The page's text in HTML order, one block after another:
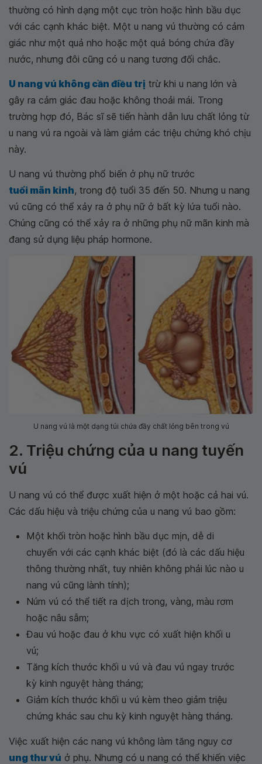
thường có hình dạng một cục tròn hoặc hình bầu dục
với các cạnh khác biệt. Một u nang vú thường có cảm
giác như một quả nho hoặc một quả bóng chứa đầy
nước, nhưng đôi cũng có u nang tương đối chắc.
U nang vú không cần điều trị trừ khi u nang lớn và
gây ra cảm giác đau hoặc không thoải mái. Trong
trường hợp đó, Bác sĩ sẽ tiến hành dẫn lưu chất lỏng từ
u nang vú ra ngoài và làm giảm các triệu chứng khó chịu
này.
U nang vú thường phổ biến ở phụ nữ trước
tuổi mãn kinh, trong độ tuổi 35 đến 50. Nhưng u nang
vú cũng có thể xảy ra ở phụ nữ ở bất kỳ lứa tuổi nào.
Chúng cũng có thể xảy ra ở những phụ nữ mãn kinh mà
đang sử dụng liệu pháp hormone.
U nang vú là một dạng túi chứa đầy chất lỏng bên trong vú
2. Triệu chứng của u nang tuyến
vú
U nang vú có thể được xuất hiện ở một hoặc cả hai vú.
Các dấu hiệu và triệu chứng của u nang vú bao gồm:
Một khối tròn hoặc hình bầu dục mịn, dễ di
chuyển với các cạnh khác biệt (đó là các dấu hiệu
thông thường nhất, tuy nhiên không phải lúc nào u
nang vú cũng lành tính);
Núm vú có thể tiết ra dịch trong, vàng, màu rơm
hoặc nâu sẫm;
Đau vú hoặc đau ở khu vực có xuất hiện khối u
vú;
Tăng kích thước khối u vú và đau vú ngay trước
kỳ kinh nguyệt hàng tháng;
Giảm kích thước khối u vú kèm theo giảm triệu
chứng khác sau chu kỳ kinh nguyệt hàng tháng.
Việc xuất hiện các nang vú không làm tăng nguy cơ
ung thư vú ở phụ. Nhưng có u nang có thể khiến việc